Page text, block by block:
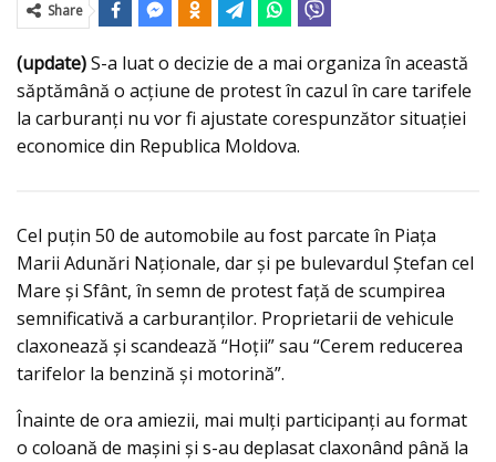
Share
(update)S-a luat o decizie de a mai organiza în această
săptămână o acţiune de protest în cazul în care tarifele
la carburanţi nu vor fi ajustate corespunzător situaţiei
economice din Republica Moldova.
Cel puţin 50 de automobile au fost parcate în Piaţa
Marii Adunări Naţionale, dar şi pe bulevardul Ştefan cel
Mare şi Sfânt, în semn de protest faţă de scumpirea
semnificativă a carburanţilor. Proprietarii de vehicule
claxonează şi scandează “Hoţii” sau “Cerem reducerea
tarifelor la benzină şi motorină”.
Înainte de ora amiezii, mai mulţi participanţi au format
o coloană de maşini şi s-au deplasat claxonând până la